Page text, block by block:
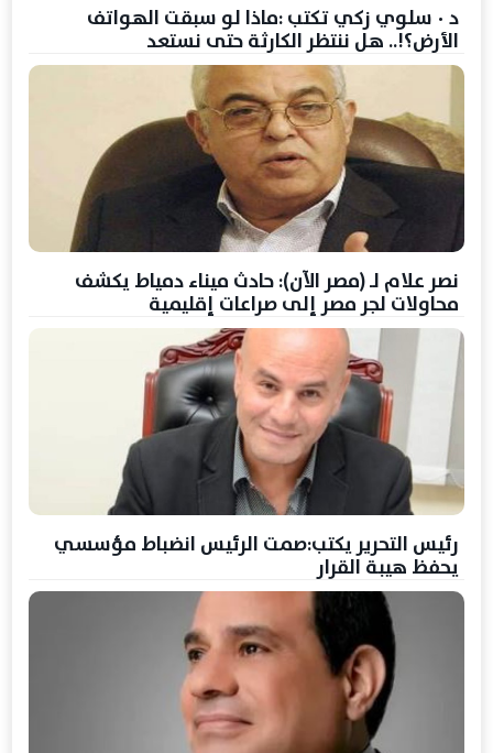
د ٠ سلوي زكي تكتب :ماذا لو سبقت الهواتف
الأرض؟!.. هل ننتظر الكارثة حتى نستعد
نصر علام لـ (مصر الآن): حادث ميناء دمياط يكشف
محاولات لجر مصر إلى صراعات إقليمية
رئيس التحرير يكتب:صمت الرئيس انضباط مؤسسي
يحفظ هيبة القرار